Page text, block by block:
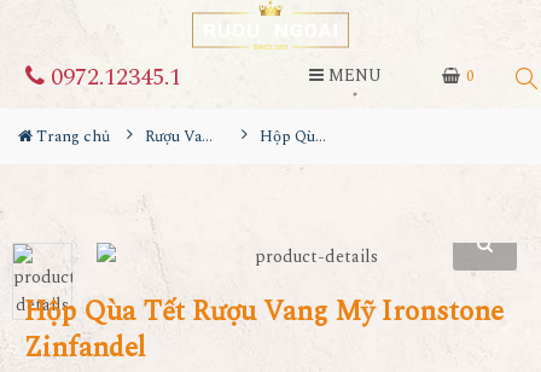
0
0972.12345.1 MENU
Trang chủ Rượu Vang Hộp Quà Hộp Qùa Tết Rượu Vang Mỹ Ironstone Zinfandel
Hộp Qùa Tết Rượu Vang Mỹ Ironstone
Zinfandel